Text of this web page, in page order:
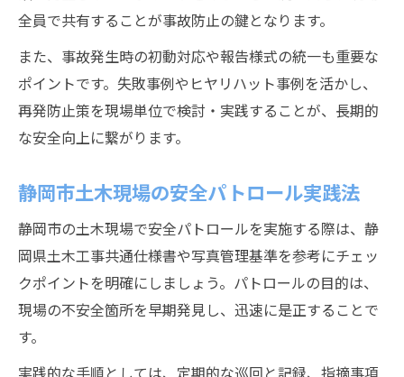
全員で共有することが事故防止の鍵となります。
また、事故発生時の初動対応や報告様式の統一も重要な
ポイントです。失敗事例やヒヤリハット事例を活かし、
再発防止策を現場単位で検討・実践することが、長期的
な安全向上に繋がります。
静岡市土木現場の安全パトロール実践法
静岡市の土木現場で安全パトロールを実施する際は、静
岡県土木工事共通仕様書や写真管理基準を参考にチェッ
クポイントを明確にしましょう。パトロールの目的は、
現場の不安全箇所を早期発見し、迅速に是正することで
す。
実践的な手順としては、定期的な巡回と記録、指摘事項